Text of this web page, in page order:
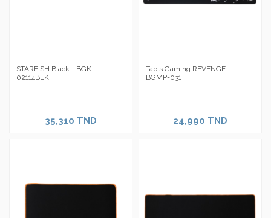
STARFISH Black - BGK-
02114BLK
35,310 TND
Tapis Gaming REVENGE -
BGMP-031
24,990 TND